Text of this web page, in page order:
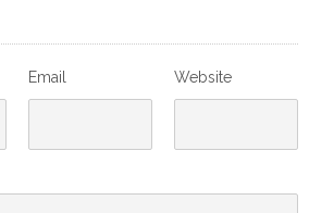
Email Website